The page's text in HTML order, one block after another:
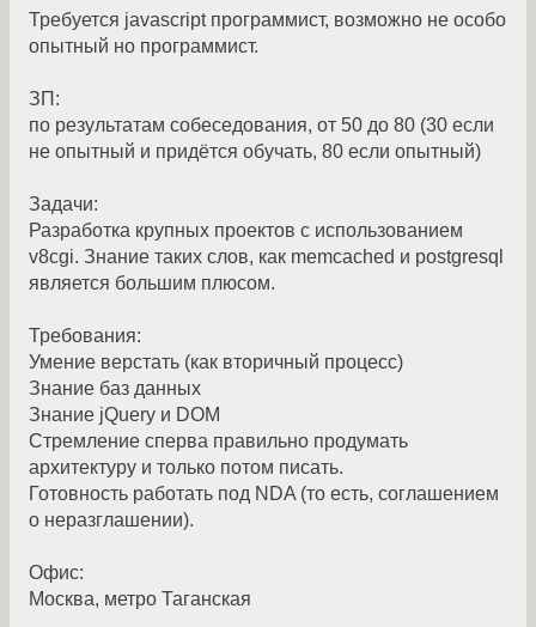
Требуется javascript программист, возможно не особо
опытный но программист.
ЗП:
по результатам собеседования, от 50 до 80 (30 если
не опытный и придётся обучать, 80 если опытный)
Задачи:
Разработка крупных проектов с использованием
v8cgi. Знание таких слов, как memcached и postgresql
является большим плюсом.
Требования:
Умение верстать (как вторичный процесс)
Знание баз данных
Знание jQuery и DOM
Стремление сперва правильно продумать
архитектуру и только потом писать.
Готовность работать под NDA (то есть, соглашением
о неразглашении).
Офис:
Москва, метро Таганская